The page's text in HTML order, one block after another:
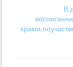
В
храма